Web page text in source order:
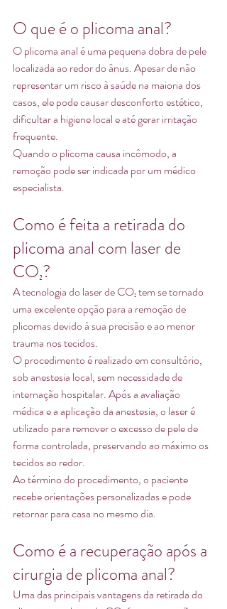
O que é o plicoma anal?
O plicoma anal é uma pequena dobra de pele
localizada ao redor do ânus. Apesar de não
representar um risco à saúde na maioria dos
casos, ele pode causar desconforto estético,
dificultar a higiene local e até gerar irritação
frequente.
Quando o plicoma causa incômodo, a
remoção pode ser indicada por um médico
especialista.
Como é feita a retirada do
plicoma anal com laser de
CO₂?
A tecnologia do laser de CO₂ tem se tornado
uma excelente opção para a remoção de
plicomas devido à sua precisão e ao menor
trauma nos tecidos.
O procedimento é realizado em consultório,
sob anestesia local, sem necessidade de
internação hospitalar. Após a avaliação
médica e a aplicação da anestesia, o laser é
utilizado para remover o excesso de pele de
forma controlada, preservando ao máximo os
tecidos ao redor.
Ao término do procedimento, o paciente
recebe orientações personalizadas e pode
retornar para casa no mesmo dia.
Como é a recuperação após a
cirurgia de plicoma anal?
Uma das principais vantagens da retirada do